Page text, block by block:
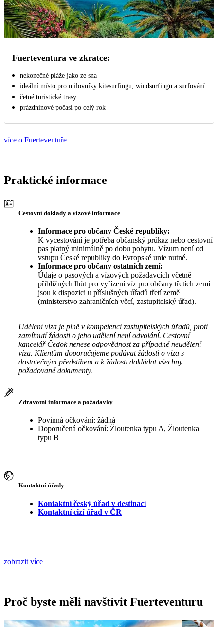
Fuerteventura ve zkratce:
nekonečné pláže jako ze sna
ideální místo pro milovníky kitesurfingu, windsurfingu a surfování
četné turistické trasy
prázdninové počasí po celý rok
více o Fuerteventuře
Praktické informace
Cestovní doklady a vízové informace
Informace pro občany České republiky:
K vycestování je potřeba občanský průkaz nebo cestovní
pas platný minimálně po dobu pobytu. Vízum není od
vstupu České republiky do Evropské unie nutné.
Informace pro občany ostatních zemí:
Údaje o pasových a vízových požadavcích včetně
přibližných lhůt pro vyřízení víz pro občany třetích zemí
jsou k dispozici u příslušných úřadů třetí země
(ministerstvo zahraničních věcí, zastupitelský úřad).
Udělení víza je plně v kompetenci zastupitelských úřadů, proti
zamítnutí žádosti o jeho udělení není odvolání. Cestovní
kancelář Čedok nenese odpovědnost za případné neudělení
víza. Klientům doporučujeme podávat žádosti o víza s
dostatečným předstihem a k žádosti dokládat všechny
požadované dokumenty.
Zdravotní informace a požadavky
Povinná očkování: žádná
Doporučená očkování: Žloutenka typu A, Žloutenka
typu B
Kontaktní úřady
Kontaktní český úřad v destinaci
Kontaktní cizí úřad v ČR
zobrazit více
Proč byste měli navštívit Fuerteventuru